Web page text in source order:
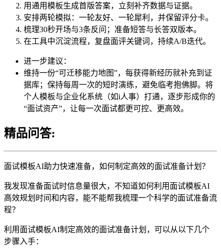
用通用模板生成首版答案，立刻补齐数据与证据。
安排两轮模拟：一轮友好、一轮犀利，并保留评分卡。
梳理30秒开场与3条反问；准备短答与长答双版本。
在工具中沉淀流程，复盘面评关键词，持续A/B迭代。
进一步建议：
维持一份“可迁移能力地图”，每获得新经历就补充到证
据库；保持每周一次的短时演练，避免临考抱佛脚。将
个人模板与企业化系统（如i人事）打通，逐步形成你的
“面试资产”，让每一次面试都更可控、更高效。
精品问答:
面试模板AI助力快速准备，如何制定高效的面试准备计划？
我发现准备面试时信息量很大，不知道如何利用面试模板AI
高效规划时间和内容，能不能帮我梳理一个科学的面试准备流
程？
利用面试模板AI制定高效的面试准备计划，可以从以下几个
步骤入手：